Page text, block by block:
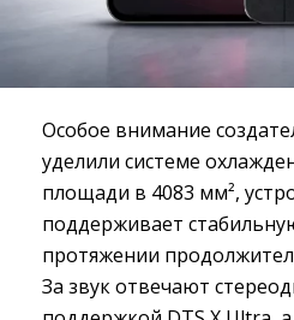
Особое внимание
уделили системе
площади в 4083 мм²,
поддерживает
протяжении
За звук отвечают